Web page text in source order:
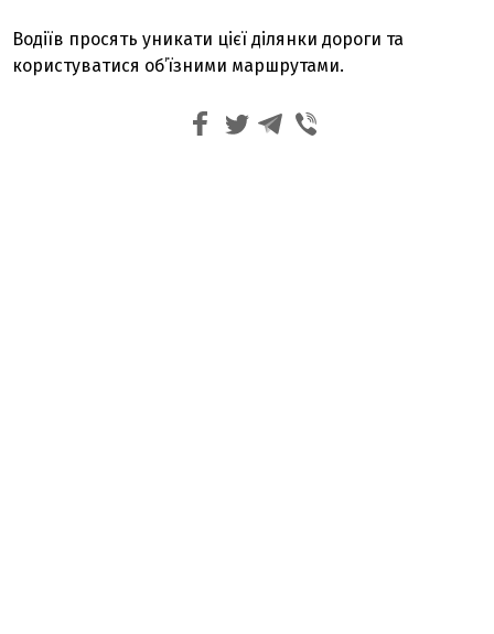
Водіїв просять уникати цієї ділянки дороги та
користуватися об’їзними маршрутами.